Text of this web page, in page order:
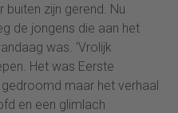
zijn gerend. Nu
de jongens die aan het
was. ‘Vrolijk
Het was Eerste
maar het verhaal
en een glimlach